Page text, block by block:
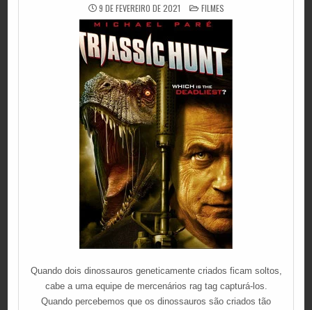
9 DE FEVEREIRO DE 2021 POSTED
IN
FILMES
Quando dois dinossauros geneticamente criados ficam soltos,
cabe a uma equipe de mercenários rag tag capturá-los.
Quando percebemos que os dinossauros são criados tão